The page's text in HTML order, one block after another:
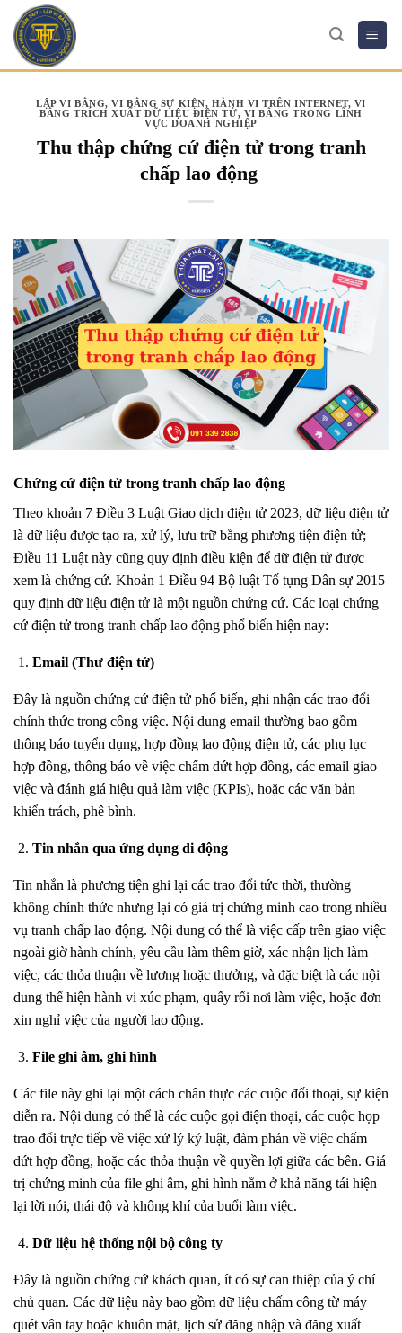
Skip
content
LẬP VI BẰNG,VI BẰNG SỰ KIỆN, HÀNH VI TRÊN INTERNET, VI
BẰNG TRÍCH XUẤT DỮ LIỆU ĐIỆN TỬ, VI BẰNG TRONG LĨNH
VỰC DOANH NGHIỆP
Thu thập chứng cứ điện tử trong tranh
chấp lao động
Chứng cứ điện tử trong tranh chấp lao động
Theo khoản 7 Điều 3 Luật Giao dịch điện tử 2023, dữ liệu điện tử
là dữ liệu được tạo ra, xử lý, lưu trữ bằng phương tiện điện tử;
Điều 11 Luật này cũng quy định điều kiện để dữ điện tử được
xem là chứng cứ. Khoản 1 Điều 94 Bộ luật Tố tụng Dân sự 2015
quy định dữ liệu điện tử là một nguồn chứng cứ. Các loại chứng
cứ điện tử trong tranh chấp lao động phổ biến hiện nay:
Email (Thư điện tử)
Đây là nguồn chứng cứ điện tử phổ biến, ghi nhận các trao đổi
chính thức trong công việc. Nội dung email thường bao gồm
thông báo tuyển dụng, hợp đồng lao động điện tử, các phụ lục
hợp đồng, thông báo về việc chấm dứt hợp đồng, các email giao
việc và đánh giá hiệu quả làm việc (KPIs), hoặc các văn bản
khiển trách, phê bình.
Tin nhắn qua ứng dụng di động
Tin nhắn là phương tiện ghi lại các trao đổi tức thời, thường
không chính thức nhưng lại có giá trị chứng minh cao trong nhiều
vụ tranh chấp lao động. Nội dung có thể là việc cấp trên giao việc
ngoài giờ hành chính, yêu cầu làm thêm giờ, xác nhận lịch làm
việc, các thỏa thuận về lương hoặc thưởng, và đặc biệt là các nội
dung thể hiện hành vi xúc phạm, quấy rối nơi làm việc, hoặc đơn
xin nghỉ việc của người lao động.
File ghi âm, ghi hình
Các file này ghi lại một cách chân thực các cuộc đối thoại, sự kiện
diễn ra. Nội dung có thể là các cuộc gọi điện thoại, các cuộc họp
trao đổi trực tiếp về việc xử lý kỷ luật, đàm phán về việc chấm
dứt hợp đồng, hoặc các thỏa thuận về quyền lợi giữa các bên. Giá
trị chứng minh của file ghi âm, ghi hình nằm ở khả năng tái hiện
lại lời nói, thái độ và không khí của buổi làm việc.
Dữ liệu hệ thống nội bộ công ty
Đây là nguồn chứng cứ khách quan, ít có sự can thiệp của ý chí
chủ quan. Các dữ liệu này bao gồm dữ liệu chấm công từ máy
quét vân tay hoặc khuôn mặt, lịch sử đăng nhập và đăng xuất